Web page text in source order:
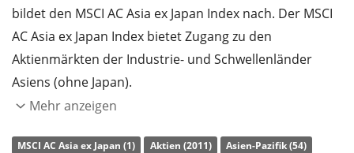
bildet den MSCI AC Asia ex Japan Index nach. Der MSCI
AC Asia ex Japan Index bietet Zugang zu den
Aktienmärkten der Industrie- und Schwellenländer
Asiens (ohne Japan).
(Gesamtkostenquote) des ETF liegt bei
p.a.. Der UBS MSCI AC Asia ex Japan SF UCITS ETF USD
Mehr anzeigen
MSCI AC Asia ex Japan (1) Aktien (2011) Asien-Pazifik (54)